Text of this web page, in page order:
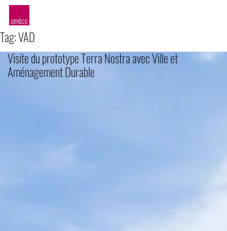
Tag:VAD
Visite du prototype Terra Nostra avec Ville et
Aménagement Durable